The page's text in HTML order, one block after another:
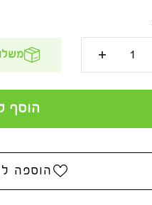
הוסף
הוספה